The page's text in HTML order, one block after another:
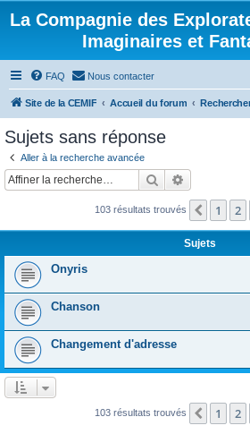
La Compagnie des
Imaginaires et
FAQ Nous contacter
Site de la CEMIF Accueil du forum Rechercher
Sujets sans réponse
Aller à la recherche avancée
Rechercher
103 résultats trouvés 1 2
Sujets
Onyris
Chanson
Changement d'adresse
103 résultats trouvés 1 2